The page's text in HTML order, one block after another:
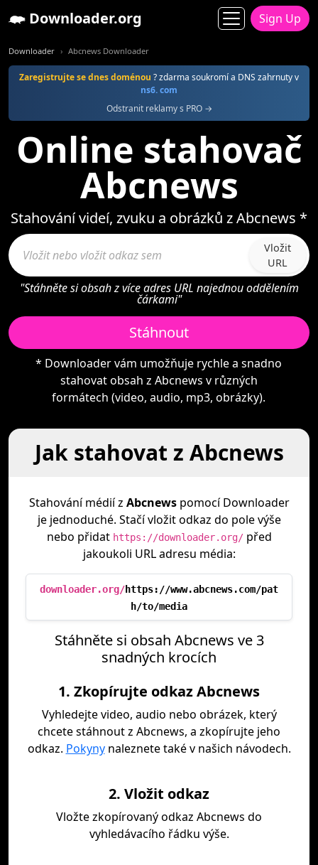
Downloader.org Sign Up
Downloader Abcnews Downloader
Zaregistrujte se dnes doménou ? zdarma soukromí a DNS zahrnuty v
ns6. com
Odstranit reklamy s PRO →
Online stahovač
Abcnews
Stahování videí, zvuku a obrázků z Abcnews *
Vložit
URL
"Stáhněte si obsah z více adres URL najednou oddělením
čárkami"
Stáhnout
* Downloader vám umožňuje rychle a snadno
stahovat obsah z Abcnews v různých
formátech (video, audio, mp3, obrázky).
Jak stahovat z Abcnews
Stahování médií z Abcnewspomocí Downloader
je jednoduché. Stačí vložit odkaz do pole výše
nebo přidat https://downloader.org/před
jakoukoli URL adresu média:
downloader.org/https://www.abcnews.com/pat
h/to/media
Stáhněte si obsah Abcnews ve 3
snadných krocích
1. Zkopírujte odkaz Abcnews
Vyhledejte video, audio nebo obrázek, který
chcete stáhnout z Abcnews, a zkopírujte jeho
odkaz. Pokynynaleznete také v našich návodech.
2. Vložit odkaz
Vložte zkopírovaný odkaz Abcnews do
vyhledávacího řádku výše.